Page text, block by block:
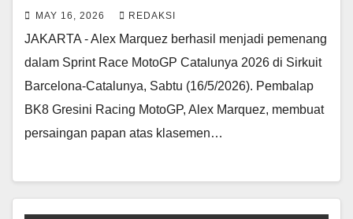
MAY 16, 2026 REDAKSI
JAKARTA - Alex Marquez berhasil menjadi pemenang
dalam Sprint Race MotoGP Catalunya 2026 di Sirkuit
Barcelona-Catalunya, Sabtu (16/5/2026). Pembalap
BK8 Gresini Racing MotoGP, Alex Marquez, membuat
persaingan papan atas klasemen…